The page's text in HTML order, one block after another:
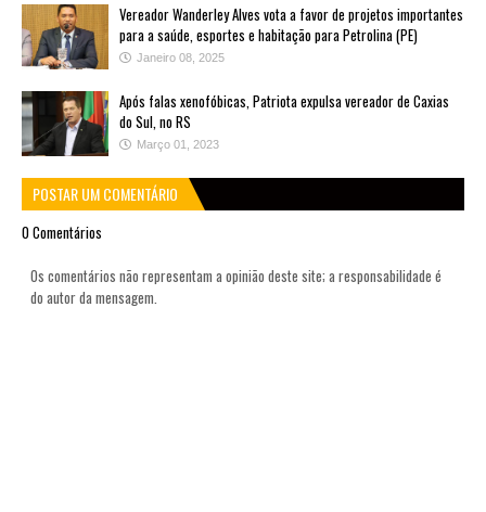
Vereador Wanderley Alves vota a favor de projetos importantes
para a saúde, esportes e habitação para Petrolina (PE)
Janeiro 08, 2025
Após falas xenofóbicas, Patriota expulsa vereador de Caxias
do Sul, no RS
Março 01, 2023
POSTAR UM COMENTÁRIO
0 Comentários
Os comentários não representam a opinião deste site; a responsabilidade é
do autor da mensagem.